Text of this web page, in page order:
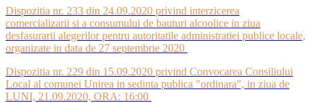
Dispozitia nr. 233 din 24.09.2020 privind interzicerea
comercializarii si a consumului de bauturi alcoolice in ziua
desfasurarii alegerilor pentru autoritatile administratiei publice locale,
organizate in data de 27 septembrie 2020
Dispozitia nr. 229 din 15.09.2020 privind Convocarea Consiliului
Local al comunei Unirea in sedinta publica "ordinara", in ziua de
LUNI, 21.09.2020, ORA: 16:00